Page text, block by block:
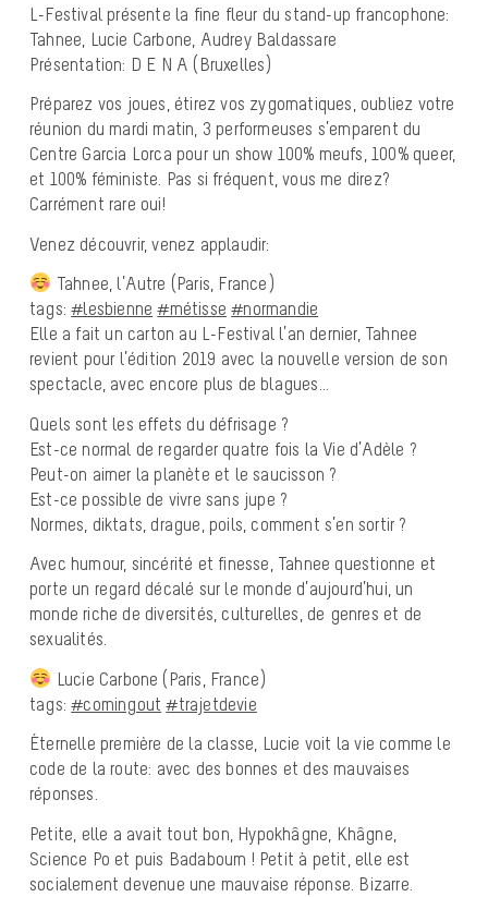
L-Festival présente la fine fleur du stand-up francophone:
Tahnee, Lucie Carbone, Audrey Baldassare
Présentation: D E N A (Bruxelles)
Préparez vos joues, étirez vos zygomatiques, oubliez votre
réunion du mardi matin, 3 performeuses s’emparent du
Centre Garcia Lorca pour un show 100% meufs, 100% queer,
et 100% féministe. Pas si fréquent, vous me direz?
Carrément rare oui!
Venez découvrir, venez applaudir:
Tahnee, l’Autre (Paris, France)
tags:#lesbienne #métisse #normandie
Elle a fait un carton au L-Festival l’an dernier, Tahnee
revient pour l’édition 2019 avec la nouvelle version de son
spectacle, avec encore plus de blagues…
Quels sont les effets du défrisage ?
Est-ce normal de regarder quatre fois la Vie d’Adèle ?
Peut-on aimer la planète et le saucisson ?
Est-ce possible de vivre sans jupe ?
Normes, diktats, drague, poils, comment s’en sortir ?
Avec humour, sincérité et finesse, Tahnee questionne et
porte un regard décalé sur le monde d’aujourd’hui, un
monde riche de diversités, culturelles, de genres et de
sexualités.
Lucie Carbone (Paris, France)
tags:#comingout #trajetdevie
Éternelle première de la classe, Lucie voit la vie comme le
code de la route: avec des bonnes et des mauvaises
réponses.
Petite, elle a avait tout bon, Hypokhâgne, Khâgne,
Science Po et puis Badaboum ! Petit à petit, elle est
socialement devenue une mauvaise réponse. Bizarre.